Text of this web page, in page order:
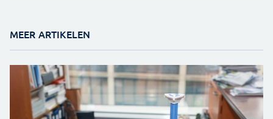
MEER ARTIKELEN